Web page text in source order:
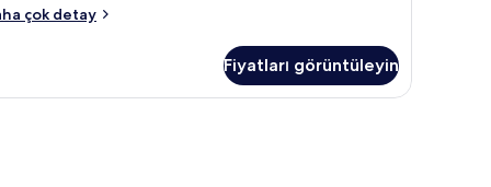
çok detay
Fiyatları görüntüleyin
ütü/ütü masası, ücretsiz kablosuz İnternet, çarşaf takımı